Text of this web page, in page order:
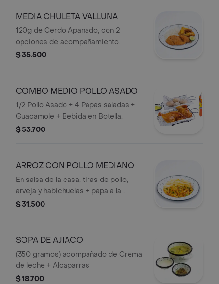
MEDIA CHULETA VALLUNA
120g de Cerdo Apanado, con 2
opciones de acompañamiento.
$ 35.500
COMBO MEDIO POLLO ASADO
1/2 Pollo Asado + 4 Papas saladas +
Guacamole + Bebida en Botella.
$ 53.700
ARROZ CON POLLO MEDIANO
En salsa de la casa, tiras de pollo,
arveja y habichuelas + papa a la
francesa.
$ 31.500
SOPA DE AJIACO
(350 gramos) acompañado de Crema
de leche + Alcaparras
$ 18.700